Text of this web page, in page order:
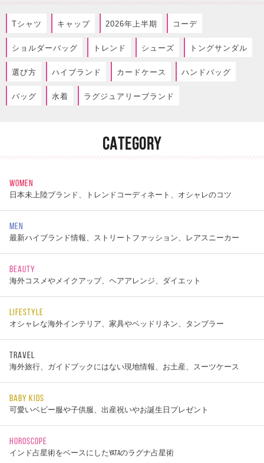
Tシャツ キャップ 2026年上半期 コーデ
ショルダーバッグ トレンド シューズ トングサンダル
選び方 ハイブランド カードケース ハンドバッグ
バッグ 水着 ラグジュアリーブランド
CATEGORY
WOMEN
日本未上陸ブランド、トレンドコーディネート、オシャレのコツ
MEN
最新ハイブランド情報、ストリートファッション、レアスニーカー
BEAUTY
海外コスメやメイクアップ、ヘアアレンジ、ダイエット
LIFESTYLE
オシャレな海外インテリア、家具やベッドリネン、タンブラー
TRAVEL
海外旅行、ガイドブックにはない現地情報、お土産、スーツケース
BABY KIDS
可愛いベビー服や子供服、出産祝いやお誕生日プレゼント
HOROSCOPE
インド占星術をベースにしたYATAのラグナ占星術